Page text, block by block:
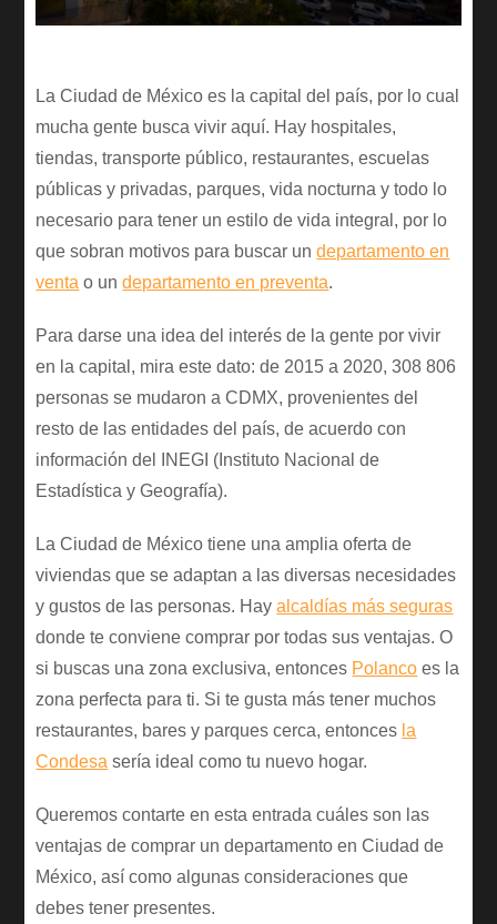
La Ciudad de México es la capital del país, por lo cual
mucha gente busca vivir aquí. Hay hospitales,
tiendas, transporte público, restaurantes, escuelas
públicas y privadas, parques, vida nocturna y todo lo
necesario para tener un estilo de vida integral, por lo
que sobran motivos para buscar undepartamento en
venta o undepartamento en preventa.
Para darse una idea del interés de la gente por vivir
en la capital, mira este dato: de 2015 a 2020, 308 806
personas se mudaron a CDMX, provenientes del
resto de las entidades del país, de acuerdo con
información del INEGI (Instituto Nacional de
Estadística y Geografía).
La Ciudad de México tiene una amplia oferta de
viviendas que se adaptan a las diversas necesidades
y gustos de las personas. Hayalcaldías más seguras
donde te conviene comprar por todas sus ventajas. O
si buscas una zona exclusiva, entonces Polanco es la
zona perfecta para ti. Si te gusta más tener muchos
restaurantes, bares y parques cerca, entonces la
Condesa sería ideal como tu nuevo hogar.
Queremos contarte en esta entrada cuáles son las
ventajas de comprar un departamento en Ciudad de
México, así como algunas consideraciones que
debes tener presentes.